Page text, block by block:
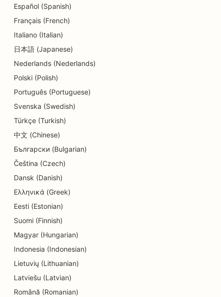
SEO für Dermabrasionsdienstleistungen
SEO für Kindertagesstätten
SEO für Detailgeschäfte
SEO für Gastronomen
SEO für Cupcake-Läden
SEO für Bildungs- und Kinderbetreuungsdienste
SEO für Elektriker
SEO für Textilreinigungen
SEO für Elektronikfachgeschäfte
SEO für Ingenieurbüros
SEO für Endodontologen
SEO für Unterhaltung und Freizeit
SEO für Escape Rooms
Español (Spanish)
Français (French)
Italiano (Italian)
日本語 (Japanese)
Nederlands (Nederlands)
Polski (Polish)
Português (Portuguese)
Svenska (Swedish)
Türkçe (Turkish)
中文 (Chinese)
Български (Bulgarian)
Čeština (Czech)
Dansk (Danish)
Ελληνικά (Greek)
Eesti (Estonian)
Suomi (Finnish)
Magyar (Hungarian)
Indonesia (Indonesian)
Lietuvių (Lithuanian)
Latviešu (Latvian)
Română (Romanian)